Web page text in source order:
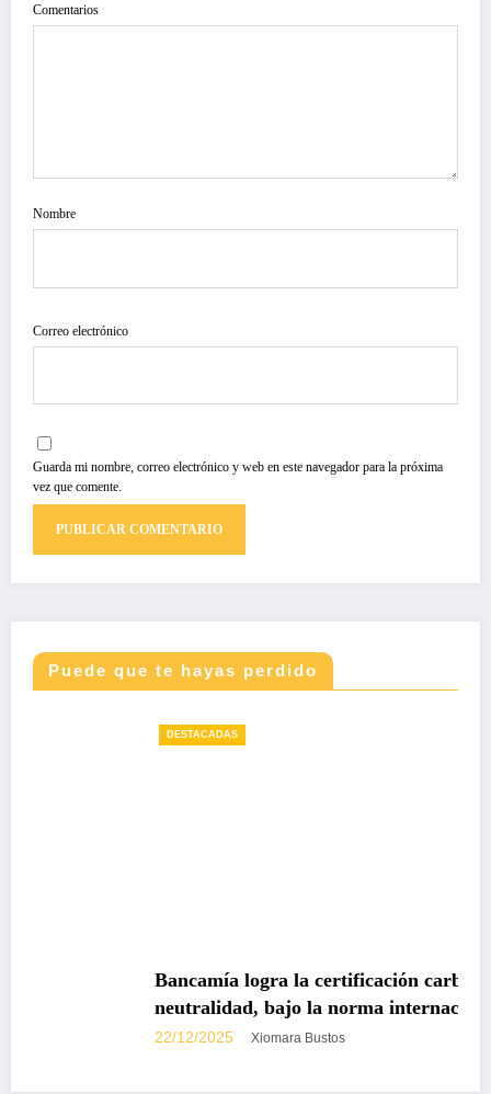
Comentarios
Nombre
Correo electrónico
Guarda mi nombre, correo electrónico y web en este navegador para la próxima
vez que comente.
Puede que te hayas perdido
Bancamía logra la certificación carbono
neutralidad, bajo la norma internacional ISO
22/12/2025 Xiomara Bustos